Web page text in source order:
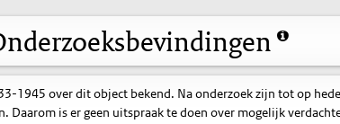
1945 over dit object bekend. Na onderzoek zijn tot op
is er geen uitspraak te doen over mogelijk